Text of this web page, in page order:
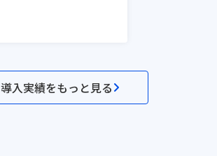
導入実績をもっと見る